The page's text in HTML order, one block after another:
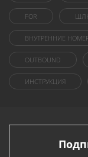
FOR
ВНУТРЕННИЕ
OUTBOUND
ИНСТРУКЦИЯ